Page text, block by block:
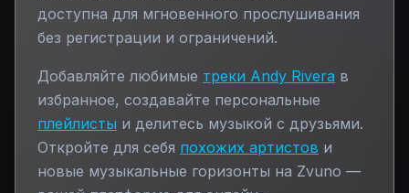
доступна для мгновенного прослушивания
без регистрации и ограничений.
Добавляйте любимые треки Andy Rivera в
избранное, создавайте персональные
плейлисты и делитесь музыкой с друзьями.
Откройте для себя похожих артистов и
новые музыкальные горизонты на Zvuno —